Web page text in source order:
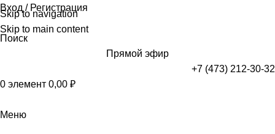
Skip to navigation
Skip to main content
Вход / Регистрация
Поиск
Прямой эфир
+7 (473) 212-30-32
0 элемент 0,00 ₽
Меню